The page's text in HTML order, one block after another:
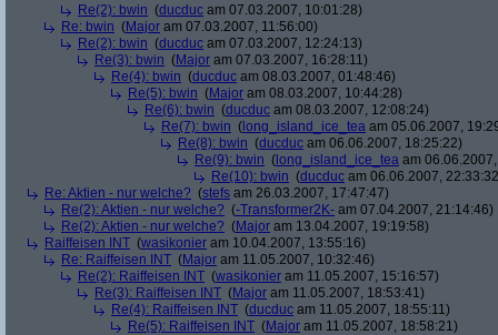
Re(2): bwin (ducduc am 07.03.2007, 10:01:28)
Re: bwin (Major am 07.03.2007, 11:56:00)
Re(2): bwin (ducduc am 07.03.2007, 12:24:13)
Re(3): bwin (Major am 07.03.2007, 16:28:11)
Re(4): bwin (ducduc am 08.03.2007, 01:48:46)
Re(5): bwin (Major am 08.03.2007, 10:44:28)
Re(6): bwin (ducduc am 08.03.2007, 12:08:24)
Re(7): bwin ( long_island_ice_tea am 05.06.2007,
Re(8): bwin (ducduc am 06.06.2007, 18:25:22)
Re(9): bwin ( long_island_ice_tea am
Re(10): bwin (ducduc am 06.06.2007,
Re: Aktien - nur welche? (stefs am 26.03.2007, 17:47:47)
Re(2): Aktien - nur welche? (-Transformer2K- am 07.04.2007, 21:14:46)
Re(2): Aktien - nur welche? (Major am 13.04.2007, 19:19:58)
Raiffeisen INT (wasikonier am 10.04.2007, 13:55:16)
Re: Raiffeisen INT (Major am 11.05.2007, 10:32:46)
Re(2): Raiffeisen INT (wasikonier am 11.05.2007, 15:16:57)
Re(3): Raiffeisen INT (Major am 11.05.2007, 18:53:41)
Re(4): Raiffeisen INT (ducduc am 11.05.2007, 18:55:11)
Re(5): Raiffeisen INT (Major am 11.05.2007, 18:58:21)